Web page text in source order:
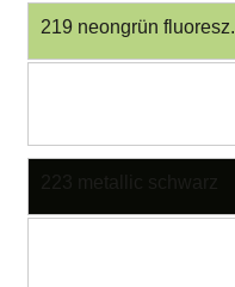
219 neongrün fluoresz.